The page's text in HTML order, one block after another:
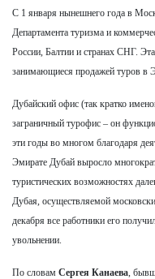
С 1 января нынешнего года в
Департамента туризма и
России, Балтии и странах СНГ.
занимающиеся продажей туров в
Дубайский офис (так кратко
заграничный турофис – он
эти годы во многом благодаря
Эмирате Дубай выросло
туристических возможностях
Дубая, осуществляемой
декабря все работники его
увольнении.
По словам Сергея Канаева ,